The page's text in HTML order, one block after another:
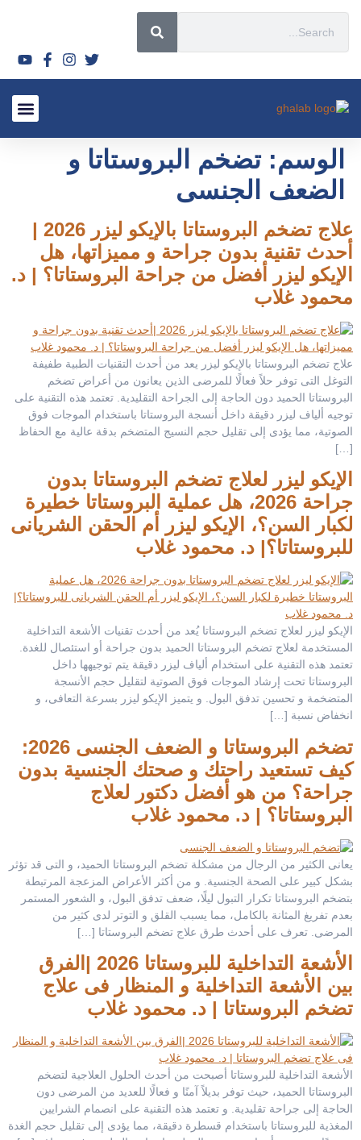
الوسم:تضخم البروستاتا و
الضعف الجنسى
علاج تضخم البروستاتا بالإيكو ليزر 2026 |
أحدث تقنية بدون جراحة و مميزاتها، هل
الإيكو ليزر أفضل من جراحة البروستاتا؟ | د.
محمود غلاب
علاج تضخم البروستاتا بالإيكو ليزر يعد من أحدث التقنيات الطبية طفيفة
التوغل التى توفر حلاً فعالًا للمرضى الذين يعانون من أعراض تضخم
البروستاتا الحميد دون الحاجة إلى الجراحة التقليدية. تعتمد هذه التقنية على
توجيه ألياف ليزر دقيقة داخل أنسجة البروستاتا باستخدام الموجات فوق
الصوتية، مما يؤدى إلى تقليل حجم النسيج المتضخم بدقة عالية مع الحفاظ
[…]
الإيكو ليزر لعلاج تضخم البروستاتا بدون
جراحة 2026، هل عملية البروستاتا خطيرة
لكبار السن؟، الإيكو ليزر أم الحقن الشريانى
للبروستاتا؟| د. محمود غلاب
الإيكو ليزر لعلاج تضخم البروستاتا يُعد من أحدث تقنيات الأشعة التداخلية
المستخدمة لعلاج تضخم البروستاتا الحميد بدون جراحة أو استئصال للغدة.
تعتمد هذه التقنية على استخدام ألياف ليزر دقيقة يتم توجيهها داخل
البروستاتا تحت إرشاد الموجات فوق الصوتية لتقليل حجم الأنسجة
المتضخمة و تحسين تدفق البول. و يتميز الإيكو ليزر بسرعة التعافى، و
انخفاض نسبة […]
تضخم البروستاتا و الضعف الجنسى 2026:
كيف تستعيد راحتك و صحتك الجنسية بدون
جراحة؟ من هو أفضل دكتور لعلاج
البروستاتا؟ | د. محمود غلاب
يعانى الكثير من الرجال من مشكلة تضخم البروستاتا الحميد، و التى قد تؤثر
بشكل كبير على الصحة الجنسية. و من أكثر الأعراض المزعجة المرتبطة
بتضخم البروستاتا تكرار التبول ليلًا، ضعف تدفق البول، و الشعور المستمر
بعدم تفريغ المثانة بالكامل، مما يسبب القلق و التوتر لدى كثير من
المرضى. تعرف على أحدث طرق علاج تضخم البروستاتا […]
الأشعة التداخلية للبروستاتا 2026 |الفرق
بين الأشعة التداخلية و المنظار فى علاج
تضخم البروستاتا | د. محمود غلاب
الأشعة التداخلية للبروستاتا أصبحت من أحدث الحلول العلاجية لتضخم
البروستاتا الحميد، حيث توفر بديلاً آمنًا و فعالًا للعديد من المرضى دون
الحاجة إلى جراحة تقليدية. و تعتمد هذه التقنية على انصمام الشرايين
المغذية للبروستاتا باستخدام قسطرة دقيقة، مما يؤدى إلى تقليل حجم الغدة